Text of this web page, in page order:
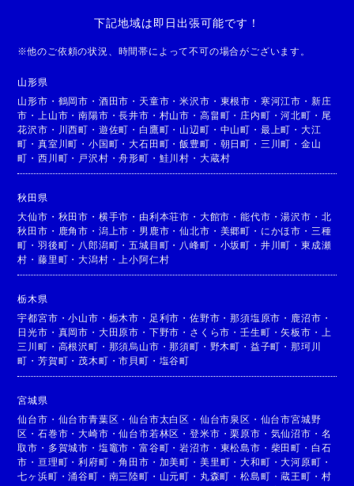
下記地域は即日出張可能です！
※他のご依頼の状況、時間帯によって不可の場合がございます。
山形県
山形市 ・ 鶴岡市 ・ 酒田市 ・ 天童市 ・米沢市 ・ 東根市 ・ 寒河江市 ・ 新庄
市 ・ 上山市 ・南陽市 ・長井市 ・ 村山市 ・ 高畠町 ・ 庄内町 ・河北町 ・ 尾
花沢市 ・ 川西町 ・ 遊佐町 ・ 白鷹町 ・ 山辺町 ・ 中山町 ・ 最上町 ・ 大江
町 ・真室川町 ・小国町 ・大石田町 ・飯豊町 ・ 朝日町 ・ 三川町 ・ 金山
町 ・西川町 ・ 戸沢村 ・舟形町 ・ 鮭川村 ・ 大蔵村
秋田県
大仙市 ・ 秋田市 ・ 横手市 ・ 由利本荘市 ・ 大館市 ・能代市 ・湯沢市 ・ 北
秋田市 ・ 鹿角市 ・ 潟上市 ・ 男鹿市 ・仙北市 ・ 美郷町 ・ にかほ市 ・ 三種
町 ・羽後町 ・ 八郎潟町 ・五城目町 ・ 八峰町 ・ 小坂町 ・ 井川町 ・ 東成瀬
村 ・藤里町 ・大潟村 ・ 上小阿仁村
栃木県
宇都宮市 ・小山市 ・ 栃木市 ・ 足利市 ・佐野市 ・那須塩原市 ・ 鹿沼市 ・
日光市 ・ 真岡市 ・ 大田原市 ・ 下野市 ・ さくら市 ・壬生町 ・矢板市 ・
上
三川町 ・ 高根沢町 ・ 那須烏山市 ・那須町 ・ 野木町 ・ 益子町 ・那珂川
町 ・芳賀町 ・ 茂木町 ・市貝町 ・ 塩谷町
宮城県
仙台市 ・ 仙台市青葉区 ・仙台市太白区 ・ 仙台市泉区 ・ 仙台市宮城野
区 ・石巻市 ・大崎市 ・仙台市若林区 ・登米市 ・栗原市 ・ 気仙沼市 ・ 名
取市 ・ 多賀城市 ・ 塩竈市 ・富谷町 ・岩沼市 ・ 東松島市 ・ 柴田町 ・ 白石
市 ・ 亘理町 ・利府町 ・角田市 ・ 加美町 ・ 美里町 ・大和町 ・大河原町 ・
七ヶ浜町 ・涌谷町 ・ 南三陸町 ・ 山元町 ・ 丸森町 ・松島町 ・蔵王町 ・ 村